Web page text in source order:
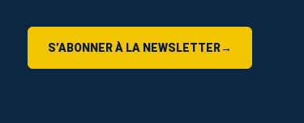
S’ABONNER À LA NEWSLETTER→